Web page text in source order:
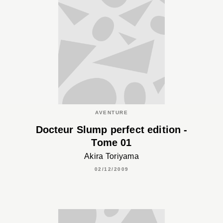
AVENTURE
Docteur Slump perfect edition -
Tome 01
Akira Toriyama
02/12/2009